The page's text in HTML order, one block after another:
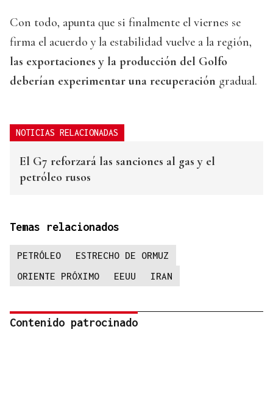
Con todo, apunta que si finalmente el viernes se
firma el acuerdo y la estabilidad vuelve a la región,
las exportaciones y la producción del Golfo
deberían experimentar una recuperación gradual.
NOTICIAS RELACIONADAS
El G7 reforzará las sanciones al gas y el
petróleo rusos
Temas relacionados
PETRÓLEO
ESTRECHO DE ORMUZ
ORIENTE PRÓXIMO
EEUU IRAN
Contenido patrocinado